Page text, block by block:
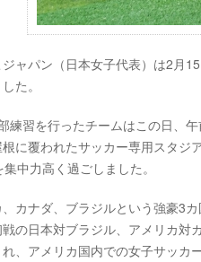
ャパン（日本女子代表）は2月
た。
練習を行ったチームはこの日、
に覆われたサッカー専用スタジ
中力高く過ごしました。
カナダ、ブラジルという強豪3
戦の日本対ブラジル、アメリカ
、アメリカ国内での女子サッカ